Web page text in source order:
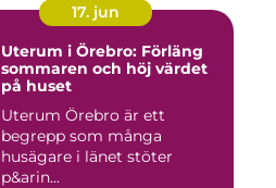
17. jun
Uterum i Örebro: Förläng
sommaren och höj värdet
på huset
Uterum Örebro är ett
begrepp som många
husägare i länet stöter
p&arin...